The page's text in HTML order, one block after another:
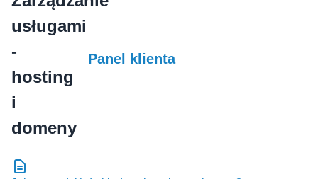
Panel klienta